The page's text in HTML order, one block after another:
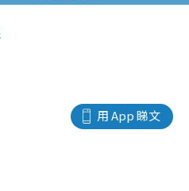
用 App 睇文